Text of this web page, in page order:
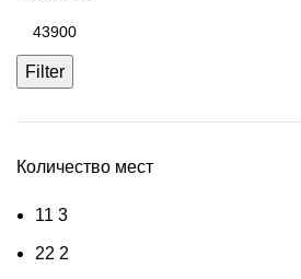
Filter
Количество мест
11 3
22 2